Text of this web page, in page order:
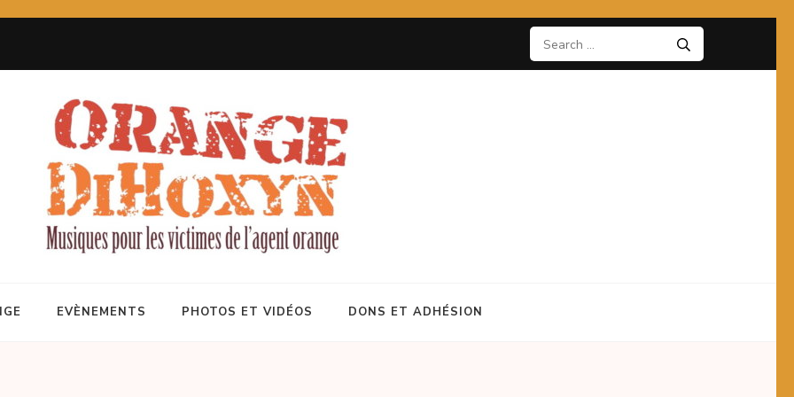
Search
for:
EVÈNEMENTS PHOTOS ET VIDÉOS DONS ET ADHÉSION